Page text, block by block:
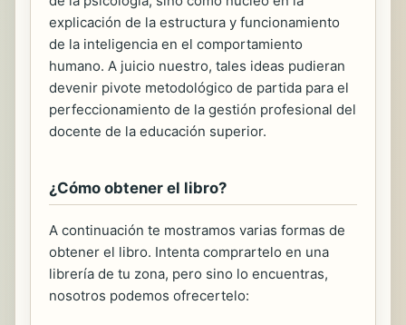
explicación de la estructura y funcionamiento
de la inteligencia en el comportamiento
humano. A juicio nuestro, tales ideas pudieran
devenir pivote metodológico de partida para el
perfeccionamiento de la gestión profesional del
docente de la educación superior.
¿Cómo obtener el libro?
A continuación te mostramos varias formas de
obtener el libro. Intenta comprartelo en una
librería de tu zona, pero sino lo encuentras,
nosotros podemos ofrecertelo: